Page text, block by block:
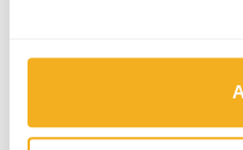
a manutenção de
musgo, pó, lama e